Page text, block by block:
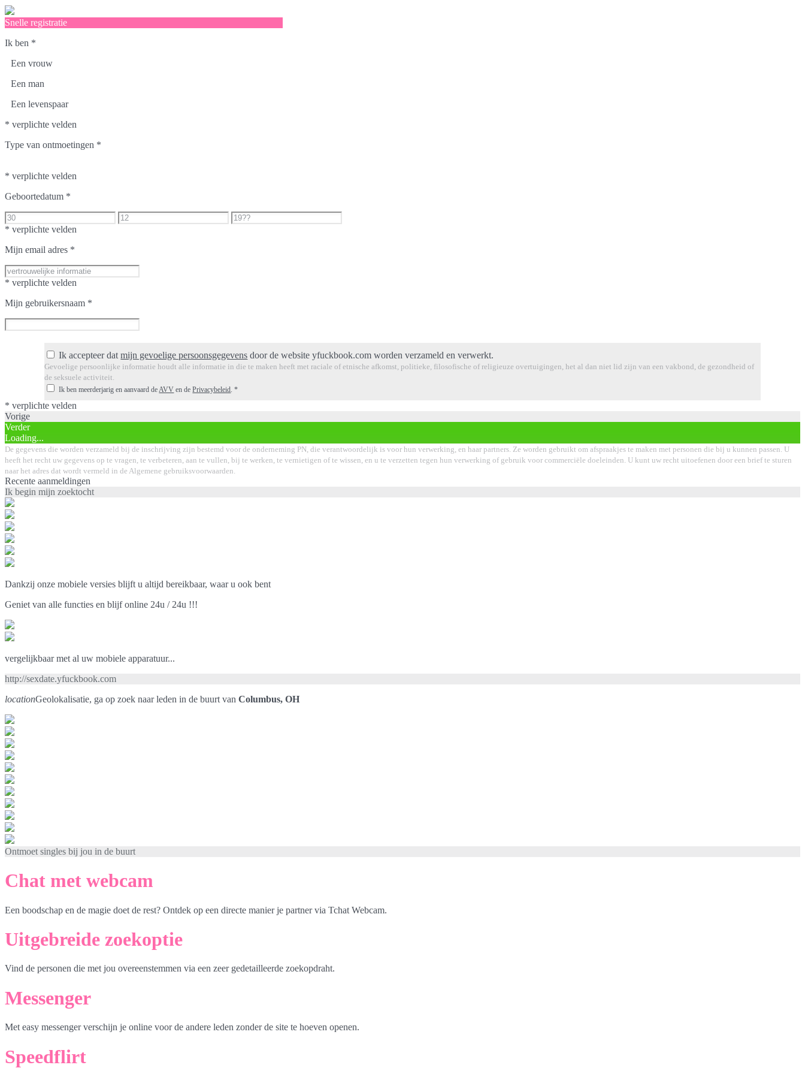
Snelle registratie
Ik ben *
Een vrouw
Een man
Een levenspaar
* verplichte velden
Type van ontmoetingen *
* verplichte velden
Geboortedatum *
* verplichte velden
Mijn email adres *
* verplichte velden
Mijn gebruikersnaam *
Ik accepteer datmijn gevoelige persoonsgegevens door de website yfuckbook.com worden verzameld en verwerkt.
Gevoelige persoonlijke informatie houdt alle informatie in die te maken heeft met raciale of etnische afkomst, politieke, filosofische of religieuze overtuigingen, het al dan niet lid zijn van een vakbond, de gezondheid of
de seksuele activiteit.
Ik ben meerderjarig en aanvaard de AVV en dePrivacybeleid .*
* verplichte velden
Vorige
Verder
Loading...
De gegevens die worden verzameld bij de inschrijving zijn bestemd voor de onderneming PN, die verantwoordelijk is voor hun verwerking, en haar partners. Ze worden gebruikt om afspraakjes te maken met personen die bij u kunnen passen. U
heeft het recht uw gegevens op te vragen, te verbeteren, aan te vullen, bij te werken, te vernietigen of te wissen, en u te verzetten tegen hun verwerking of gebruik voor commerciële doeleinden. U kunt uw recht uitoefenen door een brief te sturen
naar het adres dat wordt vermeld in de Algemene gebruiksvoorwaarden.
Recente aanmeldingen
Ik begin mijn zoektocht
Dankzij onze mobiele versies blijft u altijd bereikbaar, waar u ook bent
Geniet van alle functies en blijf online 24u / 24u !!!
vergelijkbaar met al uw mobiele apparatuur...
http://sexdate.yfuckbook.com
locationGeolokalisatie, ga op zoek naar leden in de buurt van Columbus, OH
Ontmoet singles bij jou in de buurt
Chat met webcam
Een boodschap en de magie doet de rest? Ontdek op een directe manier je partner via Tchat Webcam.
Uitgebreide zoekoptie
Vind de personen die met jou overeenstemmen via een zeer gedetailleerde zoekopdraht.
Messenger
Met easy messenger verschijn je online voor de andere leden zonder de site te hoeven openen.
Speedflirt